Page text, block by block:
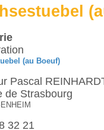
(au Boeuf)
Pascal
de Strasbourg
32 21